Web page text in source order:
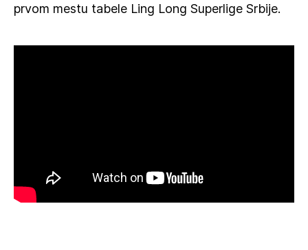
prvom mestu tabele Ling Long Superlige Srbije.